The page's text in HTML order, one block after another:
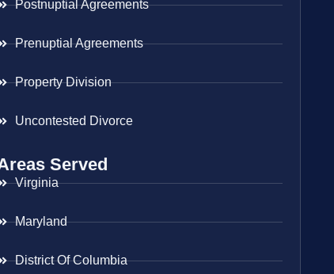
Postnuptial Agreements
Prenuptial Agreements
Property Division
Uncontested Divorce
Served
Virginia
Maryland
District Of Columbia